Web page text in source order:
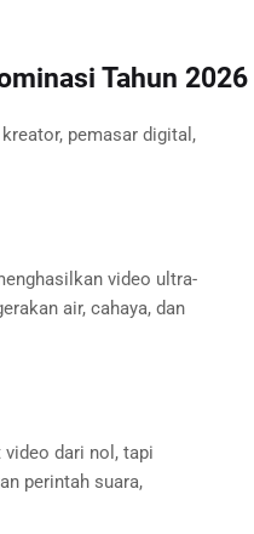
Tahun 2026
pemasar digital,
video ultra-
air, cahaya, dan
dari nol, tapi
perintah suara,